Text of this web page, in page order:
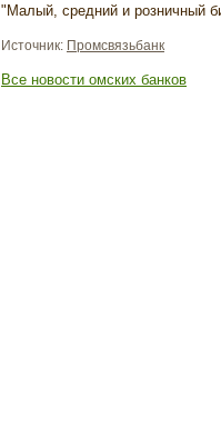
"Малый, средний и розничный
Источник: Промсвязьбанк
Все новости омских банков